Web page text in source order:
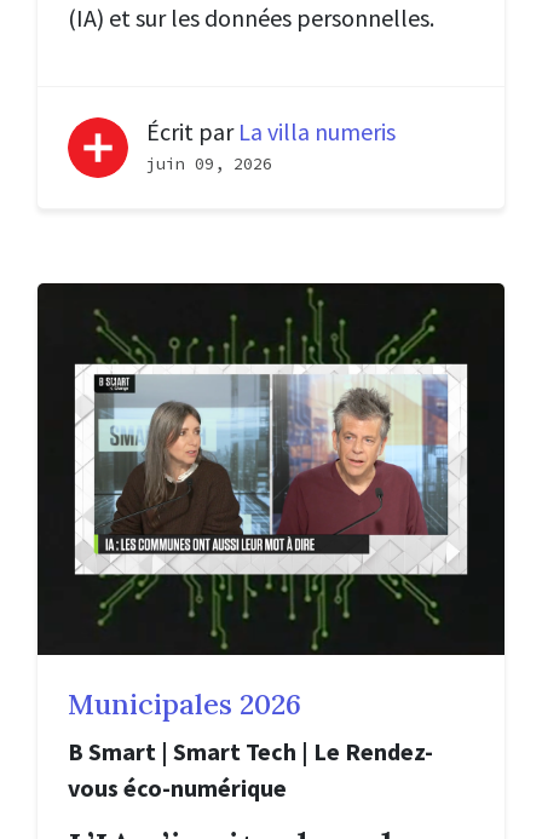
(IA) et sur les données personnelles.
Écrit par La villa numeris
juin 09, 2026
Municipales 2026
B Smart | Smart Tech | Le Rendez-
vous éco-numérique